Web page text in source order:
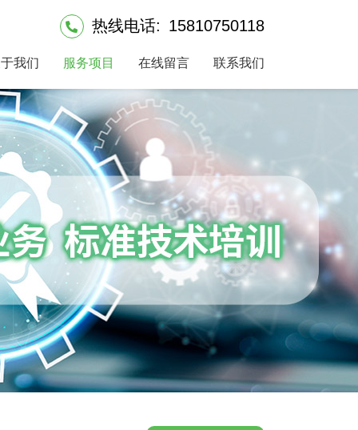
热线电话: 15810750118
我们 服务项目 在线留言 联系我们